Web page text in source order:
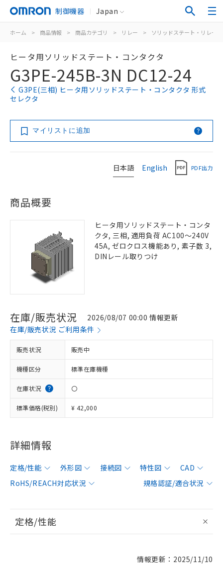
制御機器 Japan
ホーム > 商品情報 > 商品カテゴリ > リレー > ソリッドステート・リレー
ヒータ用ソリッドステート・コンタクタ
G3PE-245B-3N DC12-24
G3PE(三相) ヒータ用ソリッドステート・コンタクタ 形式
セレクタ
マイリストに追加
日本語 English PDF出力
商品概要
ヒータ用ソリッドステート・コンタ
クタ, 三相, 適用負荷 AC100～240V
45A, ゼロクロス機能あり, 素子数 3,
DINレール取りつけ
在庫/販売状況
2026/08/07 00:00 情報更新
在庫/販売状況 ご利用条件
販売状況 販売中
機種区分 標準在庫機種
在庫状況 〇
標準価格(税別) ¥ 42,000
詳細情報
定格/性能 外形図 接続図 特性図
CAD
RoHS/REACH対応状況
規格認証/適合状況
定格/性能
情報更新：2025/11/10